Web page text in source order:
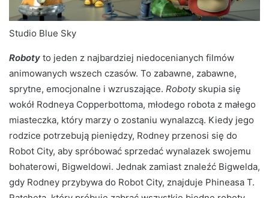
Studio Blue Sky
Roboty to jeden z najbardziej niedocenianych filmów
animowanych wszech czasów. To zabawne, zabawne,
sprytne, emocjonalne i wzruszające. Roboty skupia się
wokół Rodneya Copperbottoma, młodego robota z małego
miasteczka, który marzy o zostaniu wynalazcą. Kiedy jego
rodzice potrzebują pieniędzy, Rodney przenosi się do
Robot City, aby spróbować sprzedać wynalazek swojemu
bohaterowi, Bigweldowi. Jednak zamiast znaleźć Bigwelda,
gdy Rodney przybywa do Robot City, znajduje Phineasa T.